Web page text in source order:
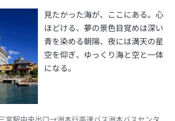
見たかった海が、ここにある。心
ほどける、夢の景色目覚めは深い
青を染める朝陽、夜には満天の星
空を仰ぎ、ゆっくり海と空と一体
になる。